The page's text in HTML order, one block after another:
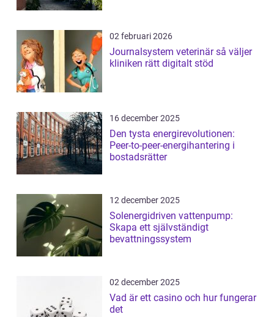
02 februari 2026
Journalsystem veterinär så väljer
kliniken rätt digitalt stöd
16 december 2025
Den tysta energirevolutionen:
Peer-to-peer-energihantering i
bostadsrätter
12 december 2025
Solenergidriven vattenpump:
Skapa ett självständigt
bevattningssystem
02 december 2025
Vad är ett casino och hur fungerar
det